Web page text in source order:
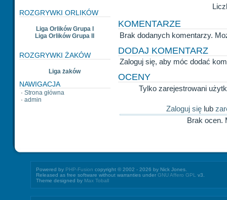
ROZGRYWKI ORLIKÓW
Liga Orlików Grupa I
Liga Orlików Grupa II
ROZGRYWKI ŻAKÓW
Liga żaków
NAWIGACJA
· Strona główna
· admin
KOMENTARZE
Brak dodanych komentarzy.
DODAJ KOMENTARZ
Zaloguj się, aby móc dodać
OCENY
Tylko zarejestrowani
Zaloguj się lub
Brak ocen.
Powered by PHP-Fusion copyright © 2002 - 2026 by Nick Jones.
Released as free software without warranties underGNU Affero GPL
v3.
Theme designed by Max Toball